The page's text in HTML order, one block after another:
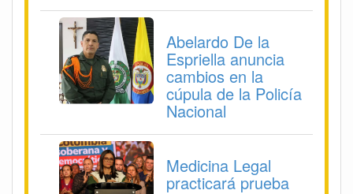
Abelardo De la
Espriella anuncia
cambios en la
cúpula de la Policía
Nacional
Medicina Legal
practicará prueba